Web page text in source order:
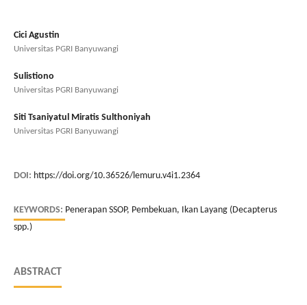
Cici Agustin
Universitas PGRI Banyuwangi
Sulistiono
Universitas PGRI Banyuwangi
Siti Tsaniyatul Miratis Sulthoniyah
Universitas PGRI Banyuwangi
DOI: https://doi.org/10.36526/lemuru.v4i1.2364
KEYWORDS: Penerapan SSOP, Pembekuan, Ikan Layang (Decapterus
spp.)
ABSTRACT